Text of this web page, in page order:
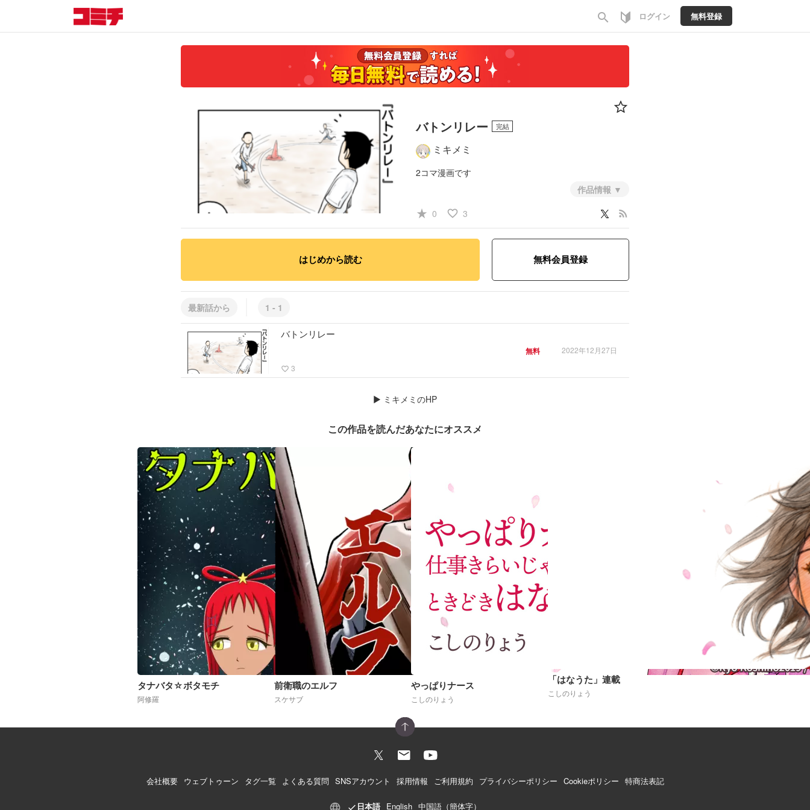
search ログイン 無料登録
バトンリレー 完結
ミキメミ
2コマ漫画です
#少年 #スポーツ
作品情報
star_rate 0 favorite_border 3 rss_feed
はじめから読む 無料会員登録
最新話から 1 - 1
バトンリレー
2022年12月27日
favorite_border 3
無料
▶ ミキメミのHP
この作品を読んだあなたにオススメ
タナバタ☆ボタモチ
阿修羅
前衛職のエルフ
スケサブ
やっぱりナース
こしのりょう
「はなうた」連載
こしのりょう
会社概要 ウェブトゥーン タグ一覧 よくある質問 SNSアカウント 採用情報 ご利用規約 プライバシーポリシー Cookieポリシー 特商法表記
日本語 English 中国語（簡体字）